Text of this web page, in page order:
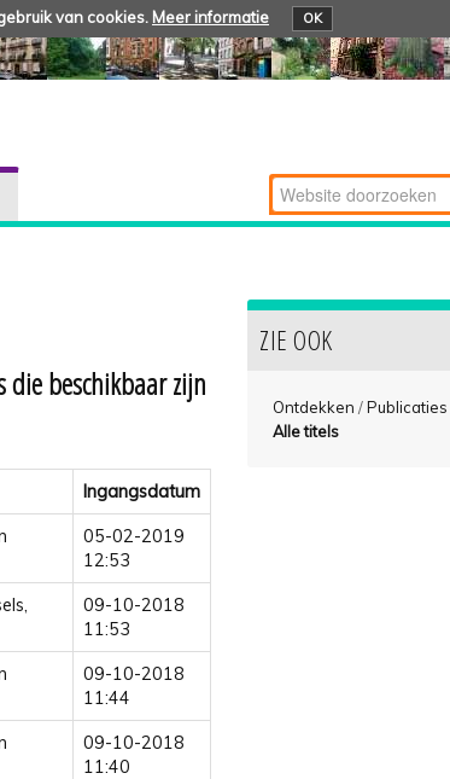
van cookies. Meer informatie OK
Zoek
Geavanceerd
die beschikbaar zijn
Ingangsdatum
05-02-2019
12:53
09-10-2018
11:53
09-10-2018
11:44
09-10-2018
11:40
ZIE OOK
Ontdekken /Publicaties
Alle titels